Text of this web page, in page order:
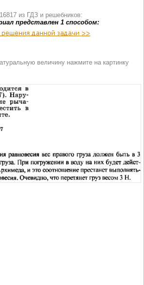
из ГДЗ и решебников:
представлен 1 способом:
величину нажмите на картинку